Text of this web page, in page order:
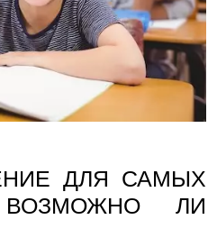
ДЛЯ САМЫХ
ВОЗМОЖНО ЛИ